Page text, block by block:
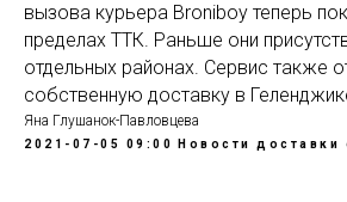
вызова курьера Broniboy теперь
пределах ТТК. Раньше они
отдельных районах. Сервис также
собственную доставку в
Яна Глушанок-Павловцева
2021-07-05 09:00 Новости доставки